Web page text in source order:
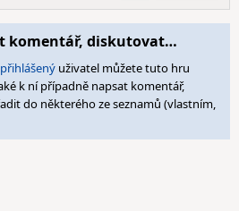
komentář, diskutovat…
přihlášený uživatel můžete tuto hru
k ní případně napsat komentář,
do některého ze seznamů (vlastním,